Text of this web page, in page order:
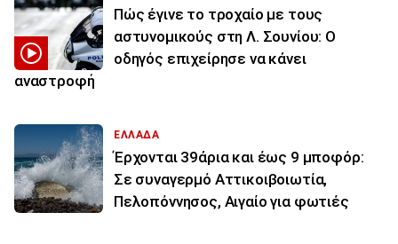
Πώς έγινε το τροχαίο με τους
αστυνομικούς στη Λ. Σουνίου: Ο
οδηγός επιχείρησε να κάνει
αναστροφή
ΕΛΛΑΔΑ
Έρχονται 39άρια και έως 9 μποφόρ:
Σε συναγερμό Αττικοιβοιωτία,
Πελοπόννησος, Αιγαίο για φωτιές